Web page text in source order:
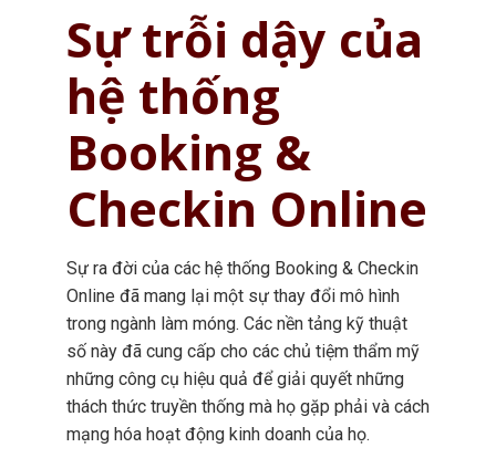
Sự trỗi dậy của
hệ thống
Booking &
Checkin Online
Sự ra đời của các hệ thống Booking & Checkin
Online đã mang lại một sự thay đổi mô hình
trong ngành làm móng. Các nền tảng kỹ thuật
số này đã cung cấp cho các chủ tiệm thẩm mỹ
những công cụ hiệu quả để giải quyết những
thách thức truyền thống mà họ gặp phải và cách
mạng hóa hoạt động kinh doanh của họ.